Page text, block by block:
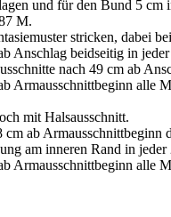
und für den Bund 5
M.
stricken, dabei
Anschlag beidseitig in
nach 49 cm ab
Armausschnittbeginn alle
mit Halsausschnitt.
cm ab Armausschnittbeginn
am inneren Rand in
Armausschnittbeginn alle